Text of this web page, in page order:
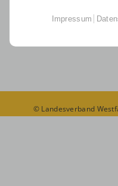
Impressum
Impressum
Datenschutz
© Landesverband